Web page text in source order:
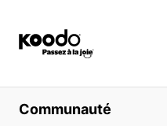
Magasiner
Communauté